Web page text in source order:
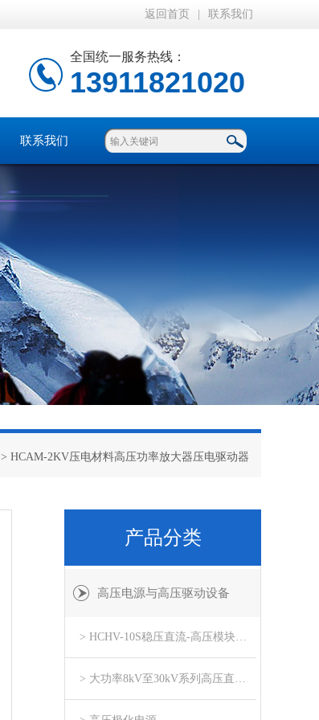
返回首页 联系我们
全国统一服务热线：
13911821020
联系我们
> HCAM-2KV压电材料高压功率放大器压电驱动器
产品分类
高压电源与高压驱动设备
> HCHV-10S稳压直流-高压模块电源
> 大功率8kV至30kV系列高压直流模块电源